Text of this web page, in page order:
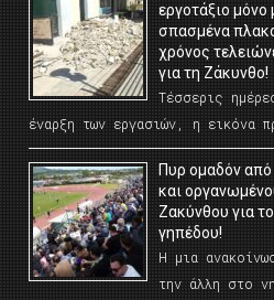
εργοτάξιο μόνο
σπασμένα
χρόνος
για τη Ζάκυνθο!
Τέσσερις
έναρξη των εργασιών, η εικόνα
Πυρ ομαδόν
και
Ζακύνθου για
γηπέδου!
Η μια
την άλλη στο